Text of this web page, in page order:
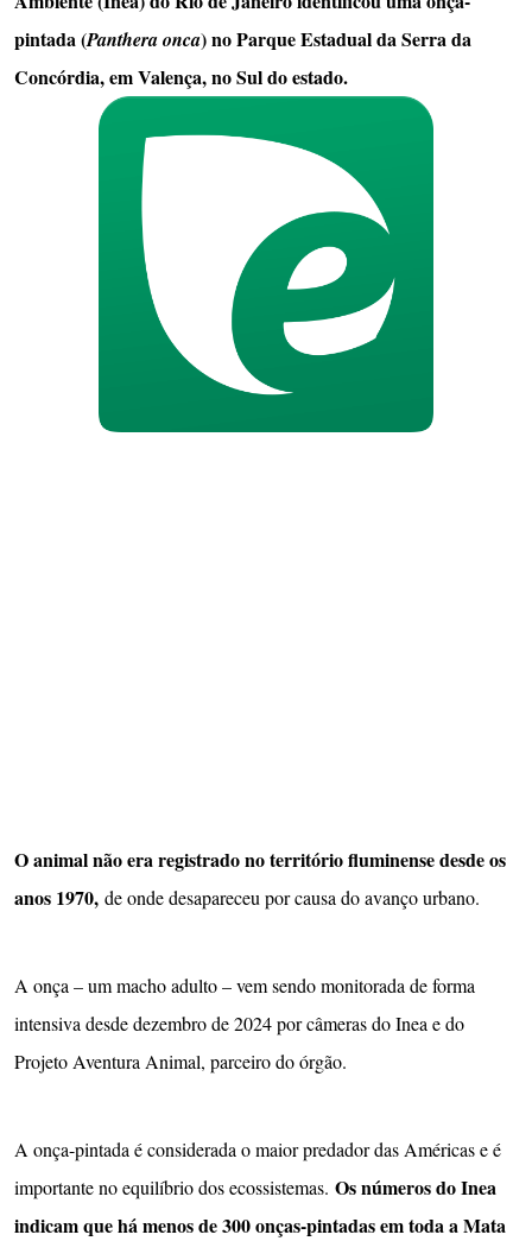
pintada (Panthera onca) no Parque Estadual da Serra da
Concórdia, em Valença, no Sul do estado.
O animal não era registrado no território fluminense desde os
anos 1970, de onde desapareceu por causa do avanço urbano.
A onça – um macho adulto – vem sendo monitorada de forma
intensiva desde dezembro de 2024 por câmeras do Inea e do
Projeto Aventura Animal, parceiro do órgão.
A onça-pintada é considerada o maior predador das Américas e é
importante no equilíbrio dos ecossistemas. Os números do Inea
indicam que há menos de 300 onças-pintadas em toda a Mata